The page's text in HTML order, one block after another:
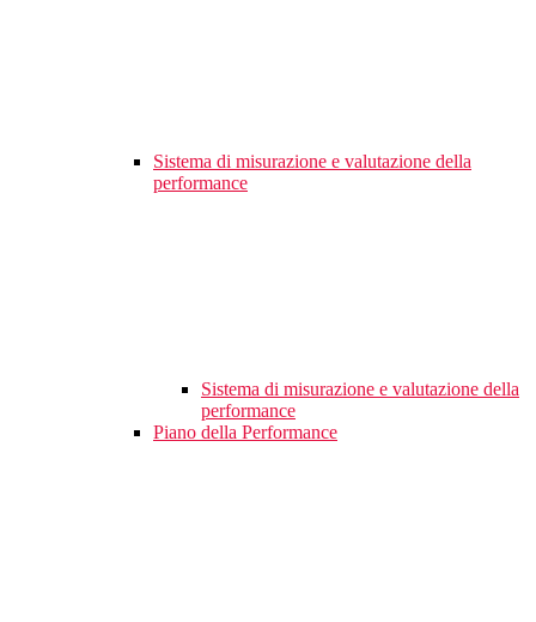
Sistema di misurazione e valutazione della
performance
Sistema di misurazione e valutazione della
performance
Piano della Performance